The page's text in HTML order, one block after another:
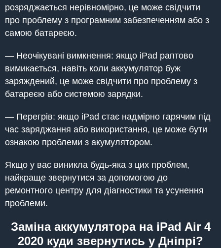
розряджається нерівномірно, це може свідчити
про проблему з програмним забезпеченням або з
самою батареєю.
— Неочікувані вимкнення: якщо iPad раптово
вимикається, навіть коли аккумулятор буж
заряждений, це може свідчити про проблему з
батареєю або системою зарядки.
— Перегрів: якщо iPad стає надмірно гарячим під
час заряджання або використання, це може бути
ознакою проблеми з акумулятором.
Якщо у вас виникла будь-яка з цих проблем,
найкраще звернутися за допомогою до
ремонтного центру для діагностики та усунення
проблеми.
Заміна аккумулятора на iPad Air 4
2020 куди звернутись у Дніпрі?